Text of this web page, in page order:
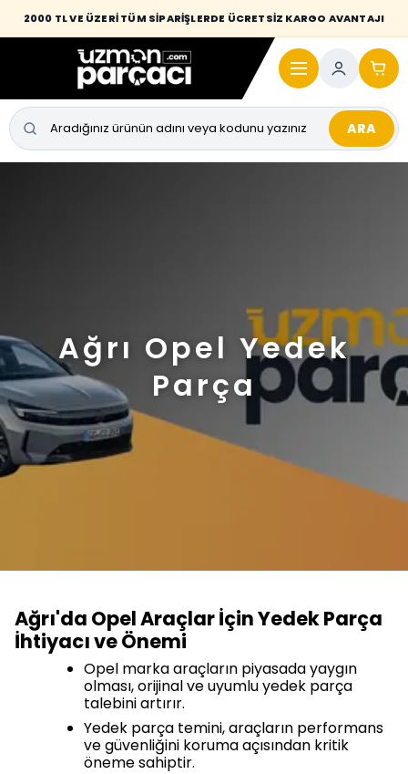
2000 TL VE ÜZERİ TÜM SİPARİŞLERDE ÜCRETSİZ KARGO AVANTAJI
ARA
Ağrı Opel Yedek
Parça
Ağrı'da Opel Araçlar İçin Yedek Parça
İhtiyacı ve Önemi
Opel marka araçların piyasada yaygın
olması, orijinal ve uyumlu yedek parça
talebini artırır.
Yedek parça temini, araçların performans
ve güvenliğini koruma açısından kritik
öneme sahiptir.